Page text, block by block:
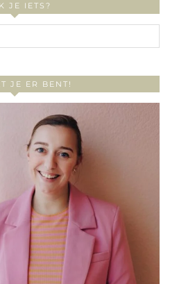
JE IETS?
JE ER BENT!